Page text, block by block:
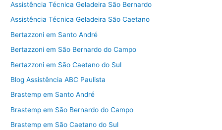
Assistência Técnica Geladeira São Bernardo
Assistência Técnica Geladeira São Caetano
Bertazzoni em Santo André
Bertazzoni em São Bernardo do Campo
Bertazzoni em São Caetano do Sul
Blog Assistência ABC Paulista
Brastemp em Santo André
Brastemp em São Bernardo do Campo
Brastemp em São Caetano do Sul